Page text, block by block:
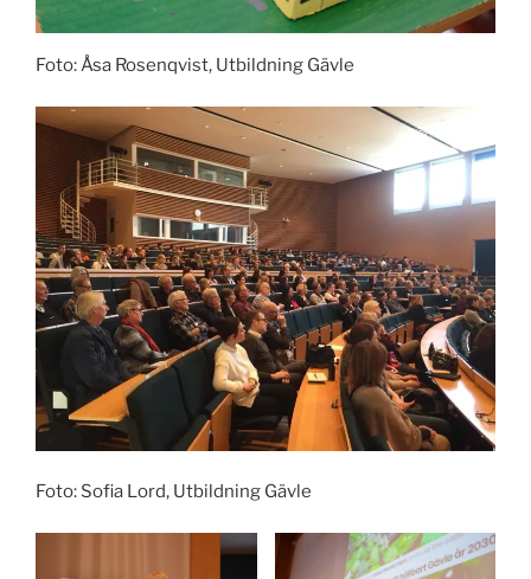
Foto: Åsa Rosenqvist, Utbildning Gävle
Foto: Sofia Lord, Utbildning Gävle